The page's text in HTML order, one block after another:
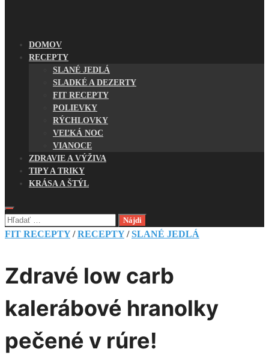
DOMOV
RECEPTY
SLANÉ JEDLÁ
SLADKÉ A DEZERTY
FIT RECEPTY
POLIEVKY
RÝCHLOVKY
VEĽKÁ NOC
VIANOCE
ZDRAVIE A VÝŽIVA
TIPY A TRIKY
KRÁSA A ŠTÝL
Hľadať:
FIT RECEPTY/RECEPTY/SLANÉ JEDLÁ
Zdravé low carb
kalerábové hranolky
pečené v rúre!